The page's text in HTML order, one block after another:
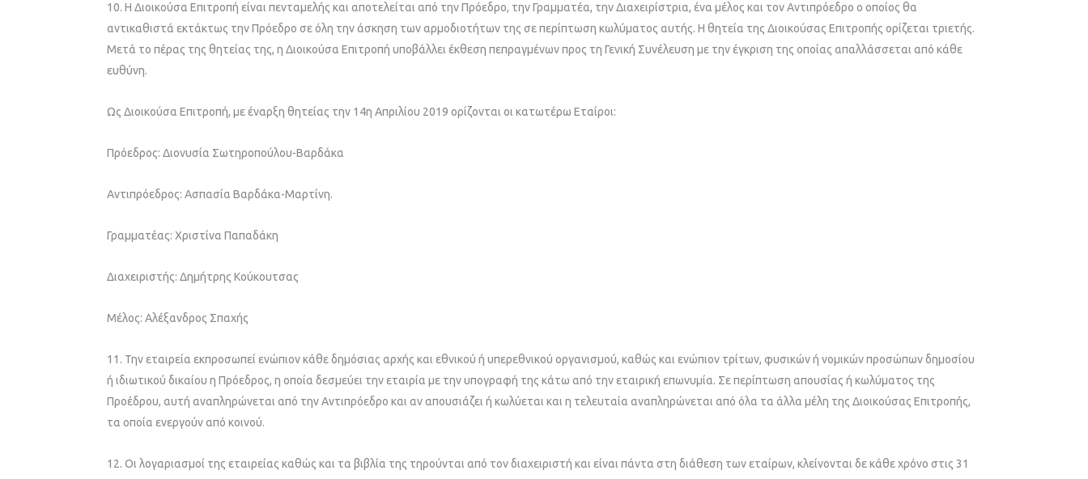
10. Η Διοικούσα Επιτροπή είναι πενταμελής και αποτελείται από την Πρόεδρο, την Γραμματέα, την Διαχειρίστρια, ένα μέλος και τον Αντιπρόεδρο ο οποίος θα
αντικαθιστά εκτάκτως την Πρόεδρο σε όλη την άσκηση των αρμοδιοτήτων της σε περίπτωση κωλύματος αυτής. Η θητεία της Διοικούσας Επιτροπής ορίζεται τριετής.
Μετά το πέρας της θητείας της, η Διοικούσα Επιτροπή υποβάλλει έκθεση πεπραγμένων προς τη Γενική Συνέλευση με την έγκριση της οποίας απαλλάσσεται από κάθε
ευθύνη.
Ως Διοικούσα Επιτροπή, με έναρξη θητείας την 14η Απριλίου 2019 ορίζονται οι κατωτέρω Εταίροι:
Πρόεδρος: Διονυσία Σωτηροπούλου-Βαρδάκα
Αντιπρόεδρος: Ασπασία Βαρδάκα-Μαρτίνη.
Γραμματέας: Χριστίνα Παπαδάκη
Διαχειριστής: Δημήτρης Κούκουτσας
Μέλος: Αλέξανδρος Σπαχής
11. Την εταιρεία εκπροσωπεί ενώπιον κάθε δημόσιας αρχής και εθνικού ή υπερεθνικού οργανισμού, καθώς και ενώπιον τρίτων, φυσικών ή νομικών προσώπων δημοσίου
ή ιδιωτικού δικαίου η Πρόεδρος, η οποία δεσμεύει την εταιρία με την υπογραφή της κάτω από την εταιρική επωνυμία. Σε περίπτωση απουσίας ή κωλύματος της
Προέδρου, αυτή αναπληρώνεται από την Αντιπρόεδρο και αν απουσιάζει ή κωλύεται και η τελευταία αναπληρώνεται από όλα τα άλλα μέλη της Διοικούσας Επιτροπής,
τα οποία ενεργούν από κοινού.
12. Οι λογαριασμοί της εταιρείας καθώς και τα βιβλία της τηρούνται από τον διαχειριστή και είναι πάντα στη διάθεση των εταίρων, κλείνονται δε κάθε χρόνο στις 31